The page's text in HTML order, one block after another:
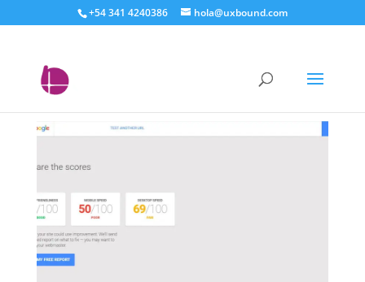
+54 341 4240386 hola@uxbound.com
análisis completo con
thinkwithgoogle